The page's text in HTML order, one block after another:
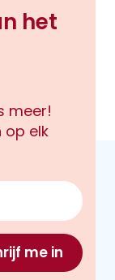
het
meer!
op elk
me in